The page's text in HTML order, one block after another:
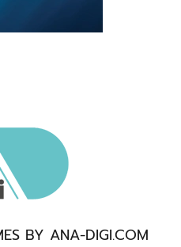
BY ANA-DIGI.COM